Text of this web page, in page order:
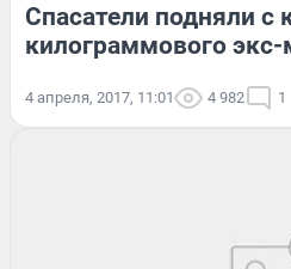
Спасатели подняли с
килограммового
4 апреля, 2017, 11:01 4 982 1